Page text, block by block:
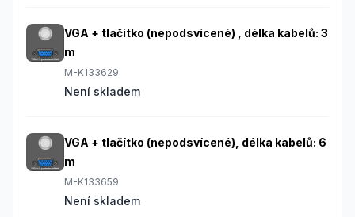
VGA + tlačítko (nepodsvícené) , délka kabelů: 3
m
M-K133629
Není skladem
VGA + tlačítko (nepodsvícené), délka kabelů: 6
m
M-K133659
Není skladem